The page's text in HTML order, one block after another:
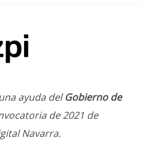
ayuda delGobierno de
de 2021 de
Navarra.